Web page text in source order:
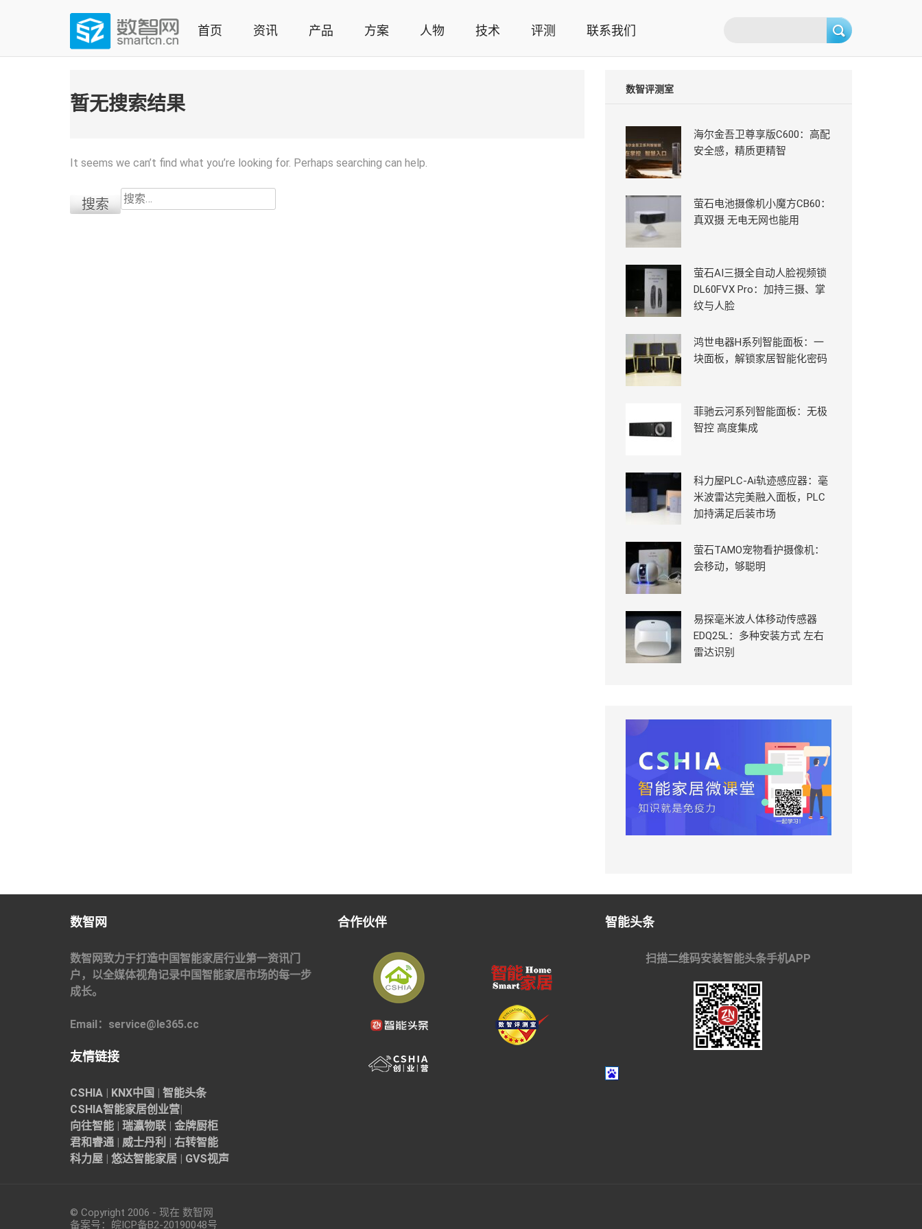
(Press
数智网
智能家居第一资讯门户 | 智能家居系统，智能家居产品，智能家居解决方案，智能家居技术应用，智能家居行业观点，智能家居项目案例
首页 资讯 产品 方案 人物 技术 评测 联系我们
暂无搜索结果
It seems we can’t find what you’re looking for. Perhaps searching can help.
搜
索：
数智评测室
海尔金吾卫尊享版C600：高配
安全感，精质更精智
萤石电池摄像机小魔方CB60：
真双摄 无电无网也能用
萤石AI三摄全自动人脸视频锁
DL60FVX Pro：加持三摄、掌
纹与人脸
鸿世电器H系列智能面板：一
块面板，解锁家居智能化密码
菲驰云河系列智能面板：无极
智控 高度集成
科力屋PLC-Ai轨迹感应器：毫
米波雷达完美融入面板，PLC
加持满足后装市场
萤石TAMO宠物看护摄像机：
会移动，够聪明
易探毫米波人体移动传感器
EDQ25L：多种安装方式 左右
雷达识别
数智网
数智网致力于打造中国智能家居行业第一资讯门
户，以全媒体视角记录中国智能家居市场的每一步
成长。
Email：service@le365.cc
友情链接
CSHIA | KNX中国 | 智能头条
CSHIA智能家居创业营|
向往智能 | 瑞瀛物联 | 金牌厨柜
君和睿通 | 威士丹利 | 右转智能
科力屋 | 悠达智能家居 | GVS视声
合作伙伴 智能头条
扫描二维码安装智能头条手机APP
© Copyright 2006 - 现在 数智网
备案号： 皖ICP备B2-20190048号